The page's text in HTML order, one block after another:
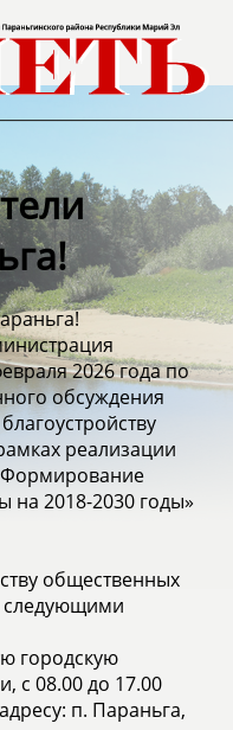
2026 года по
обсуждения
реализации
на 2018-2030 годы»
общественных
следующими
городскую
с 08.00 до 17.00
п. Параньга,